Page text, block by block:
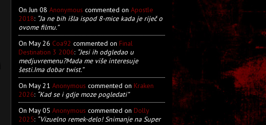
On Jun 08 Anonymous commented on Apostle
2018: “Ja ne bih išla ispod 8-mice kada je riječ o
ovome filmu.”
On May 26 Coa92 commented on Final
Destination 3 2006: “Jesi ih odgledao u
medjuvremenu?Mada me više interesuje
šesti.Ima dobar twist.”
On May 21 Anonymous commented on Kraken
2026: “Kad se i gdje moze pogledati”
On May 05 Anonymous commented on Dolly
2025: “Vizuelno remek-delo! Snimanje na Super